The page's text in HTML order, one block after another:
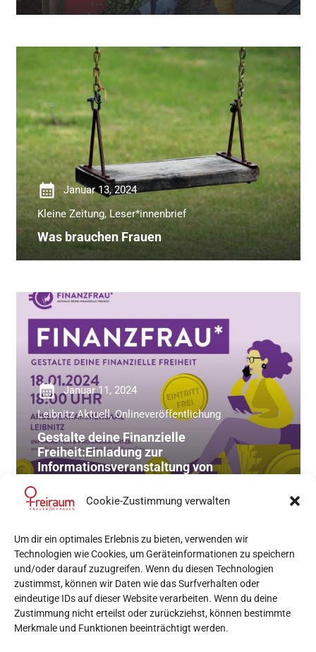
Cookie-Zustimmung verwalten
Um dir ein optimales Erlebnis zu bieten, verwenden wir
Technologien wie Cookies, um Geräteinformationen zu speichern
und/oder darauf zuzugreifen. Wenn du diesen Technologien
zustimmst, können wir Daten wie das Surfverhalten oder
eindeutige IDs auf dieser Website verarbeiten. Wenn du deine
Zustimmung nicht erteilst oder zurückziehst, können bestimmte
Merkmale und Funktionen beeinträchtigt werden.
calendar_month
Januar 13, 2024
Kleine Zeitung, Leser*innenbrief
Was brauchen Frauen
calendar_month Januar 11, 2024
Leibnitz Aktuell,Onlineveröffentlichung
Gestalte deine Finanzielle
Freiheit:Einladung zur
Informationsveranstaltung von